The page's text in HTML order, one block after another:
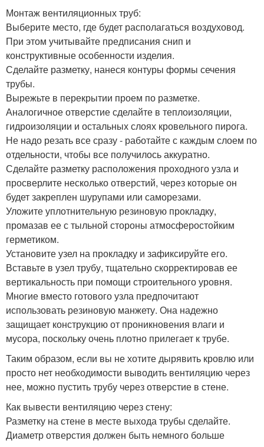
Монтаж вентиляционных труб:
Выберите место, где будет располагаться воздуховод.
При этом учитывайте предписания снип и
конструктивные особенности изделия.
Сделайте разметку, нанеся контуры формы сечения
трубы.
Вырежьте в перекрытии проем по разметке.
Аналогичное отверстие сделайте в теплоизоляции,
гидроизоляции и остальных слоях кровельного пирога.
Не надо резать все сразу - работайте с каждым слоем по
отдельности, чтобы все получилось аккуратно.
Сделайте разметку расположения проходного узла и
просверлите несколько отверстий, через которые он
будет закреплен шурупами или саморезами.
Уложите уплотнительную резиновую прокладку,
промазав ее с тыльной стороны атмосферостойким
герметиком.
Установите узел на прокладку и зафиксируйте его.
Вставьте в узел трубу, тщательно скорректировав ее
вертикальность при помощи строительного уровня.
Многие вместо готового узла предпочитают
использовать резиновую манжету. Она надежно
защищает конструкцию от проникновения влаги и
мусора, поскольку очень плотно прилегает к трубе.
Таким образом, если вы не хотите дырявить кровлю или
просто нет необходимости выводить вентиляцию через
нее, можно пустить трубу через отверстие в стене.
Как вывести вентиляцию через стену:
Разметку на стене в месте выхода трубы сделайте.
Диаметр отверстия должен быть немного больше